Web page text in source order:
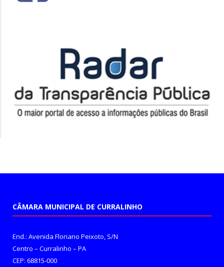
CÂMARA MUNICIPAL DE CURRALINHO
End.: Avenida Floriano Peixoto, S/N
Centro – Curralinho – PA
CEP: 68815-000